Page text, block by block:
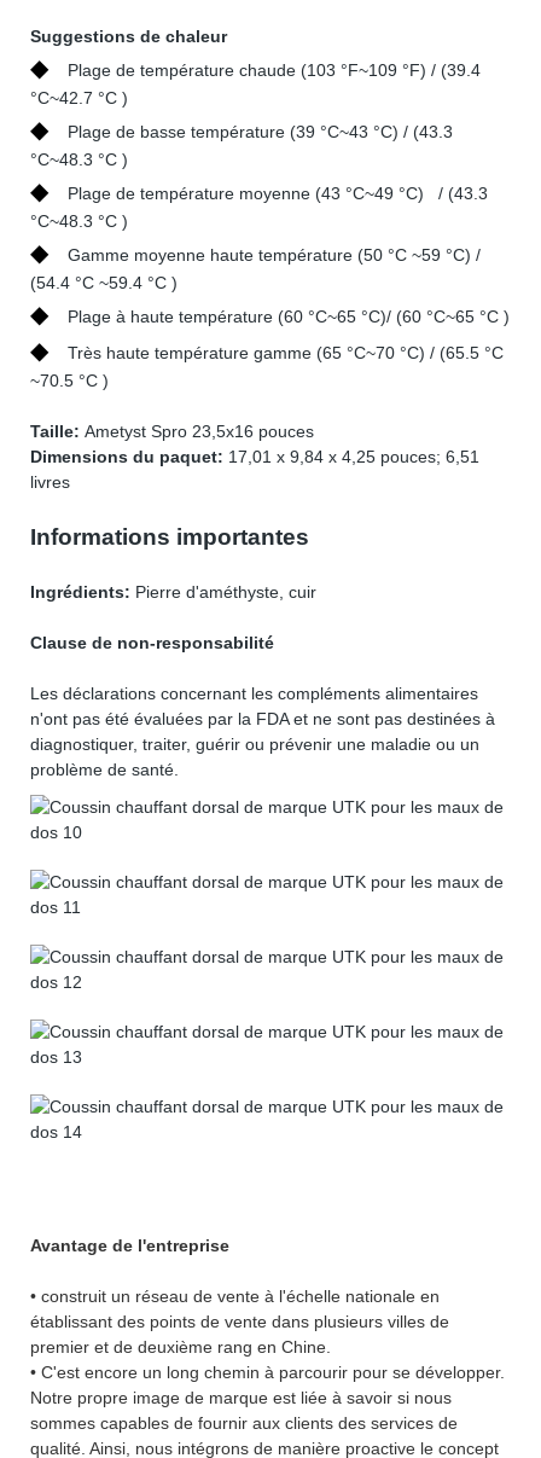
Suggestions de chaleur
◆
Plage de température chaude (103 °F~109 °F) / (39.4
°C~42.7 °C )
◆
Plage de basse température (39 °C~43 °C) / (43.3
°C~48.3 °C )
◆
Plage de température moyenne (43 °C~49 °C) / (43.3
°C~48.3 °C )
◆
Gamme moyenne haute température (50 °C ~59 °C) /
(54.4 °C ~59.4 °C )
◆ Plage à haute température (60 °C~65 °C)/ (60 °C~65 °C )
◆
Très haute température gamme (65 °C~70 °C) / (65.5 °C
~70.5 °C )
Taille: Ametyst Spro 23,5x16 pouces
Dimensions du paquet: 17,01 x 9,84 x 4,25 pouces; 6,51
livres
Informations importantes
Ingrédients: Pierre d'améthyste, cuir
Clause de non-responsabilité
Les déclarations concernant les compléments alimentaires
n'ont pas été évaluées par la FDA et ne sont pas destinées à
diagnostiquer, traiter, guérir ou prévenir une maladie ou un
problème de santé.
Avantage de l'entreprise
• construit un réseau de vente à l'échelle nationale en
établissant des points de vente dans plusieurs villes de
premier et de deuxième rang en Chine.
• C'est encore un long chemin à parcourir pour se développer.
Notre propre image de marque est liée à savoir si nous
sommes capables de fournir aux clients des services de
qualité. Ainsi, nous intégrons de manière proactive le concept